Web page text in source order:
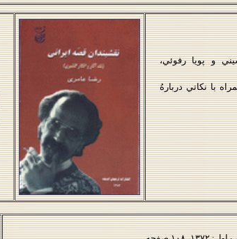
و پويا رفوئي،
با نكاتي دربارهُ